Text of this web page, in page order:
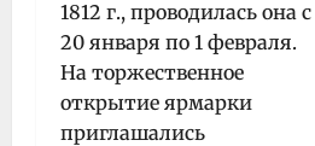
1812 г., проводилась она с
20 января по 1 февраля.
На торжественное
открытие ярмарки
приглашались